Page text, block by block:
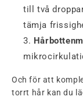
till två
tämja
Och för att
torrt hår kan du